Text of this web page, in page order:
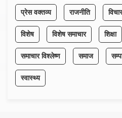
प्रेस वक्तव्य राजनीति विचार
विशेष विशेष समाचार शिक्षा
समाचार विश्लेष्ण समाज
स्वास्थ्य